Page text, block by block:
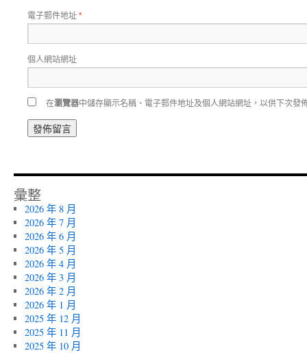
電子郵件地址*
個人網站網址
在瀏覽器中儲存顯示名稱、電子郵件地址及個人網站網址，以供下次發
彙整
2026 年 8 月
2026 年 7 月
2026 年 6 月
2026 年 5 月
2026 年 4 月
2026 年 3 月
2026 年 2 月
2026 年 1 月
2025 年 12 月
2025 年 11 月
2025 年 10 月